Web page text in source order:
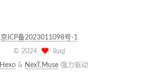
京ICP备2023011098号-1
© 2024
liuqi
Hexo& NexT.Muse强力驱动